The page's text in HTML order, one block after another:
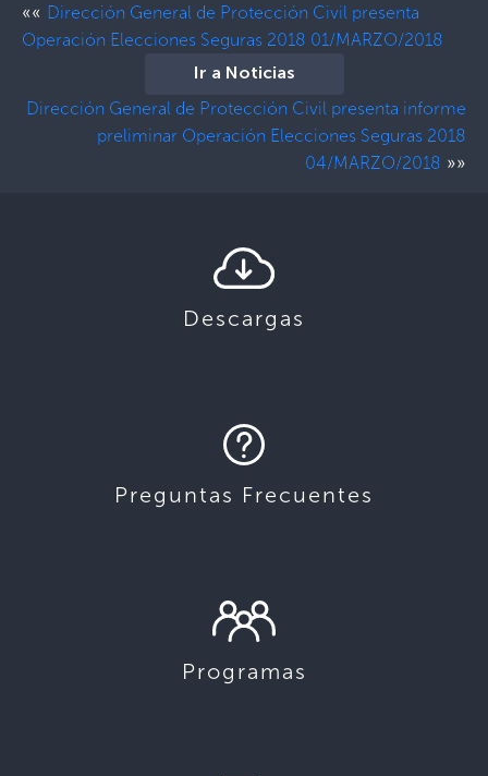
«« Dirección General de Protección Civil presenta
Operación Elecciones Seguras 2018 01/MARZO/2018
Ir a Noticias
Dirección General de Protección Civil presenta informe
preliminar Operación Elecciones Seguras 2018
04/MARZO/2018 »»
Descargas
Preguntas Frecuentes
Programas